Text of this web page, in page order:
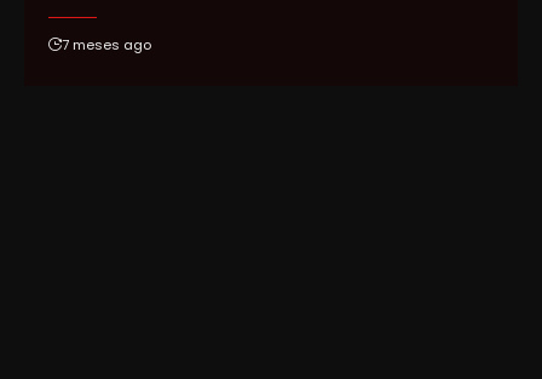
7 meses ago